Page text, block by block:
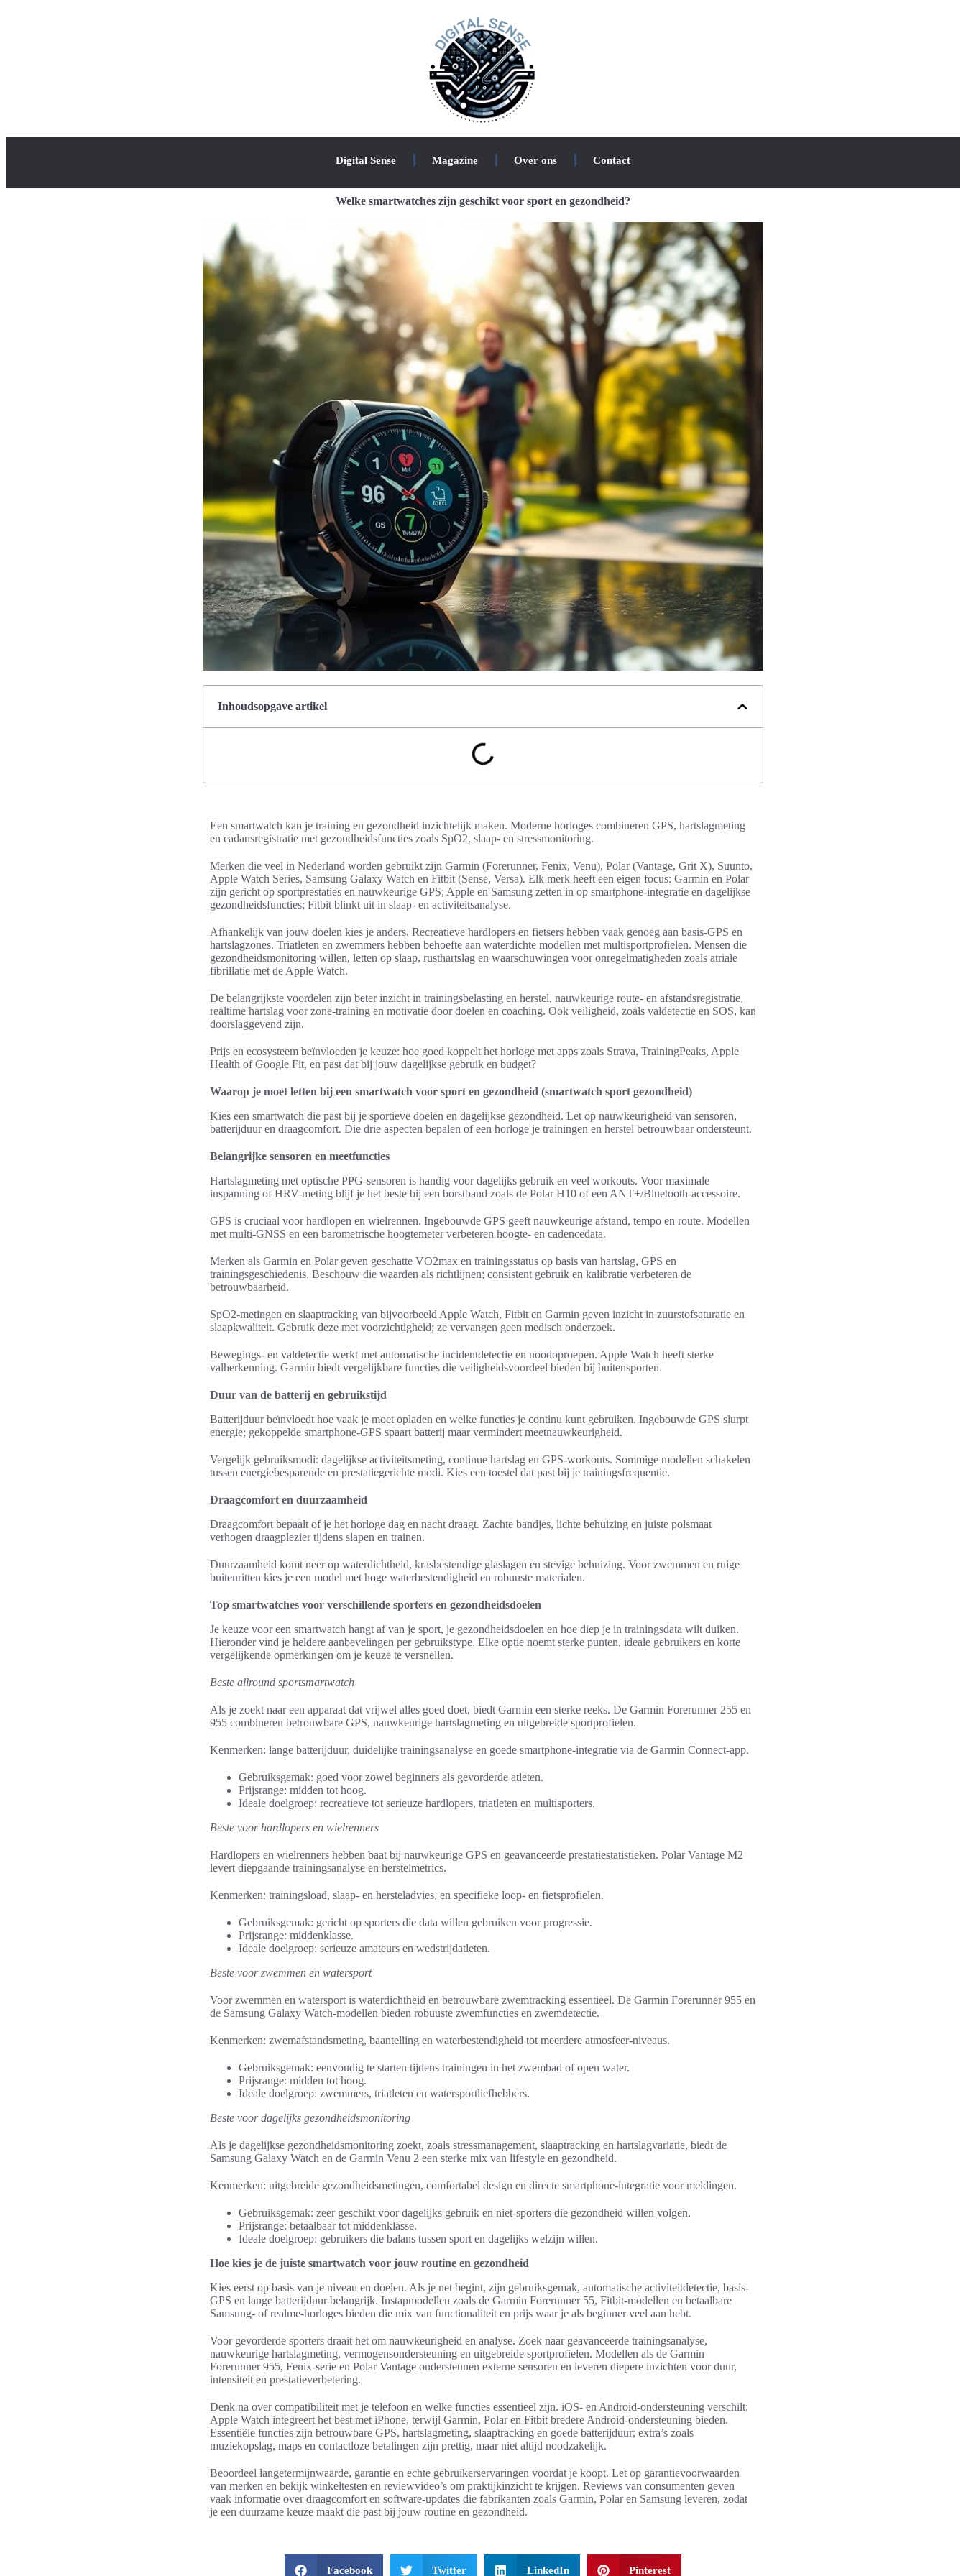
Digital Sense Magazine Over ons Contact
Welke smartwatches zijn geschikt voor sport en gezondheid?
Inhoudsopgave artikel
Een smartwatch kan je training en gezondheid inzichtelijk maken. Moderne horloges combineren GPS, hartslagmeting
en cadansregistratie met gezondheidsfuncties zoals SpO2, slaap- en stressmonitoring.
Merken die veel in Nederland worden gebruikt zijn Garmin (Forerunner, Fenix, Venu), Polar (Vantage, Grit X), Suunto,
Apple Watch Series, Samsung Galaxy Watch en Fitbit (Sense, Versa). Elk merk heeft een eigen focus: Garmin en Polar
zijn gericht op sportprestaties en nauwkeurige GPS; Apple en Samsung zetten in op smartphone-integratie en dagelijkse
gezondheidsfuncties; Fitbit blinkt uit in slaap- en activiteitsanalyse.
Afhankelijk van jouw doelen kies je anders. Recreatieve hardlopers en fietsers hebben vaak genoeg aan basis-GPS en
hartslagzones. Triatleten en zwemmers hebben behoefte aan waterdichte modellen met multisportprofielen. Mensen die
gezondheidsmonitoring willen, letten op slaap, rusthartslag en waarschuwingen voor onregelmatigheden zoals atriale
fibrillatie met de Apple Watch.
De belangrijkste voordelen zijn beter inzicht in trainingsbelasting en herstel, nauwkeurige route- en afstandsregistratie,
realtime hartslag voor zone-training en motivatie door doelen en coaching. Ook veiligheid, zoals valdetectie en SOS, kan
doorslaggevend zijn.
Prijs en ecosysteem beïnvloeden je keuze: hoe goed koppelt het horloge met apps zoals Strava, TrainingPeaks, Apple
Health of Google Fit, en past dat bij jouw dagelijkse gebruik en budget?
Waarop je moet letten bij een smartwatch voor sport en gezondheid (smartwatch sport gezondheid)
Kies een smartwatch die past bij je sportieve doelen en dagelijkse gezondheid. Let op nauwkeurigheid van sensoren,
batterijduur en draagcomfort. Die drie aspecten bepalen of een horloge je trainingen en herstel betrouwbaar ondersteunt.
Belangrijke sensoren en meetfuncties
Hartslagmeting met optische PPG-sensoren is handig voor dagelijks gebruik en veel workouts. Voor maximale
inspanning of HRV-meting blijf je het beste bij een borstband zoals de Polar H10 of een ANT+/Bluetooth-accessoire.
GPS is cruciaal voor hardlopen en wielrennen. Ingebouwde GPS geeft nauwkeurige afstand, tempo en route. Modellen
met multi-GNSS en een barometrische hoogtemeter verbeteren hoogte- en cadencedata.
Merken als Garmin en Polar geven geschatte VO2max en trainingsstatus op basis van hartslag, GPS en
trainingsgeschiedenis. Beschouw die waarden als richtlijnen; consistent gebruik en kalibratie verbeteren de
betrouwbaarheid.
SpO2-metingen en slaaptracking van bijvoorbeeld Apple Watch, Fitbit en Garmin geven inzicht in zuurstofsaturatie en
slaapkwaliteit. Gebruik deze met voorzichtigheid; ze vervangen geen medisch onderzoek.
Bewegings- en valdetectie werkt met automatische incidentdetectie en noodoproepen. Apple Watch heeft sterke
valherkenning. Garmin biedt vergelijkbare functies die veiligheidsvoordeel bieden bij buitensporten.
Duur van de batterij en gebruikstijd
Batterijduur beïnvloedt hoe vaak je moet opladen en welke functies je continu kunt gebruiken. Ingebouwde GPS slurpt
energie; gekoppelde smartphone-GPS spaart batterij maar vermindert meetnauwkeurigheid.
Vergelijk gebruiksmodi: dagelijkse activiteitsmeting, continue hartslag en GPS-workouts. Sommige modellen schakelen
tussen energiebesparende en prestatiegerichte modi. Kies een toestel dat past bij je trainingsfrequentie.
Draagcomfort en duurzaamheid
Draagcomfort bepaalt of je het horloge dag en nacht draagt. Zachte bandjes, lichte behuizing en juiste polsmaat
verhogen draagplezier tijdens slapen en trainen.
Duurzaamheid komt neer op waterdichtheid, krasbestendige glaslagen en stevige behuizing. Voor zwemmen en ruige
buitenritten kies je een model met hoge waterbestendigheid en robuuste materialen.
Top smartwatches voor verschillende sporters en gezondheidsdoelen
Je keuze voor een smartwatch hangt af van je sport, je gezondheidsdoelen en hoe diep je in trainingsdata wilt duiken.
Hieronder vind je heldere aanbevelingen per gebruikstype. Elke optie noemt sterke punten, ideale gebruikers en korte
vergelijkende opmerkingen om je keuze te versnellen.
Beste allround sportsmartwatch
Als je zoekt naar een apparaat dat vrijwel alles goed doet, biedt Garmin een sterke reeks. De Garmin Forerunner 255 en
955 combineren betrouwbare GPS, nauwkeurige hartslagmeting en uitgebreide sportprofielen.
Kenmerken: lange batterijduur, duidelijke trainingsanalyse en goede smartphone-integratie via de Garmin Connect-app.
Gebruiksgemak: goed voor zowel beginners als gevorderde atleten.
Prijsrange: midden tot hoog.
Ideale doelgroep: recreatieve tot serieuze hardlopers, triatleten en multisporters.
Beste voor hardlopers en wielrenners
Hardlopers en wielrenners hebben baat bij nauwkeurige GPS en geavanceerde prestatiestatistieken. Polar Vantage M2
levert diepgaande trainingsanalyse en herstelmetrics.
Kenmerken: trainingsload, slaap- en hersteladvies, en specifieke loop- en fietsprofielen.
Gebruiksgemak: gericht op sporters die data willen gebruiken voor progressie.
Prijsrange: middenklasse.
Ideale doelgroep: serieuze amateurs en wedstrijdatleten.
Beste voor zwemmen en watersport
Voor zwemmen en watersport is waterdichtheid en betrouwbare zwemtracking essentieel. De Garmin Forerunner 955 en
de Samsung Galaxy Watch-modellen bieden robuuste zwemfuncties en zwemdetectie.
Kenmerken: zwemafstandsmeting, baantelling en waterbestendigheid tot meerdere atmosfeer-niveaus.
Gebruiksgemak: eenvoudig te starten tijdens trainingen in het zwembad of open water.
Prijsrange: midden tot hoog.
Ideale doelgroep: zwemmers, triatleten en watersportliefhebbers.
Beste voor dagelijks gezondheidsmonitoring
Als je dagelijkse gezondheidsmonitoring zoekt, zoals stressmanagement, slaaptracking en hartslagvariatie, biedt de
Samsung Galaxy Watch en de Garmin Venu 2 een sterke mix van lifestyle en gezondheid.
Kenmerken: uitgebreide gezondheidsmetingen, comfortabel design en directe smartphone-integratie voor meldingen.
Gebruiksgemak: zeer geschikt voor dagelijks gebruik en niet-sporters die gezondheid willen volgen.
Prijsrange: betaalbaar tot middenklasse.
Ideale doelgroep: gebruikers die balans tussen sport en dagelijks welzijn willen.
Hoe kies je de juiste smartwatch voor jouw routine en gezondheid
Kies eerst op basis van je niveau en doelen. Als je net begint, zijn gebruiksgemak, automatische activiteitdetectie, basis-
GPS en lange batterijduur belangrijk. Instapmodellen zoals de Garmin Forerunner 55, Fitbit-modellen en betaalbare
Samsung- of realme-horloges bieden die mix van functionaliteit en prijs waar je als beginner veel aan hebt.
Voor gevorderde sporters draait het om nauwkeurigheid en analyse. Zoek naar geavanceerde trainingsanalyse,
nauwkeurige hartslagmeting, vermogensondersteuning en uitgebreide sportprofielen. Modellen als de Garmin
Forerunner 955, Fenix-serie en Polar Vantage ondersteunen externe sensoren en leveren diepere inzichten voor duur,
intensiteit en prestatieverbetering.
Denk na over compatibiliteit met je telefoon en welke functies essentieel zijn. iOS- en Android-ondersteuning verschilt:
Apple Watch integreert het best met iPhone, terwijl Garmin, Polar en Fitbit bredere Android-ondersteuning bieden.
Essentiële functies zijn betrouwbare GPS, hartslagmeting, slaaptracking en goede batterijduur; extra’s zoals
muziekopslag, maps en contactloze betalingen zijn prettig, maar niet altijd noodzakelijk.
Beoordeel langetermijnwaarde, garantie en echte gebruikerservaringen voordat je koopt. Let op garantievoorwaarden
van merken en bekijk winkeltesten en reviewvideo’s om praktijkinzicht te krijgen. Reviews van consumenten geven
vaak informatie over draagcomfort en software-updates die fabrikanten zoals Garmin, Polar en Samsung leveren, zodat
je een duurzame keuze maakt die past bij jouw routine en gezondheid.
Facebook Twitter LinkedIn Pinterest